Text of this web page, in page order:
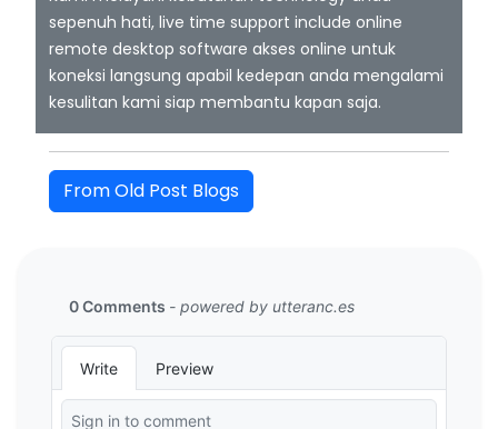
sepenuh hati, live time support include online
remote desktop software akses online untuk
koneksi langsung apabil kedepan anda mengalami
kesulitan kami siap membantu kapan saja.
From Old Post Blogs